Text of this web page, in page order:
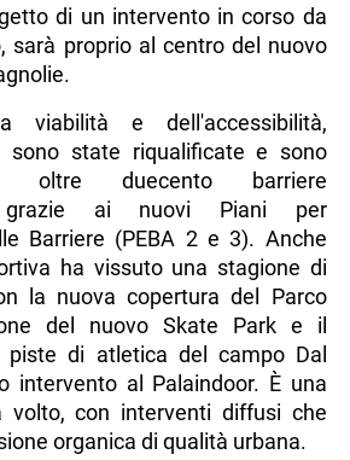
di un intervento in corso da
sarà proprio al centro del nuovo
viabilità e dell'accessibilità,
sono state riqualificate e sono
oltre duecento barriere
grazie ai nuovi Piani per
Barriere (PEBA 2 e 3). Anche
ha vissuto una stagione di
la nuova copertura del Parco
del nuovo Skate Park e il
piste di atletica del campo Dal
intervento al Palaindoor. È una
volto, con interventi diffusi che
organica di qualità urbana.